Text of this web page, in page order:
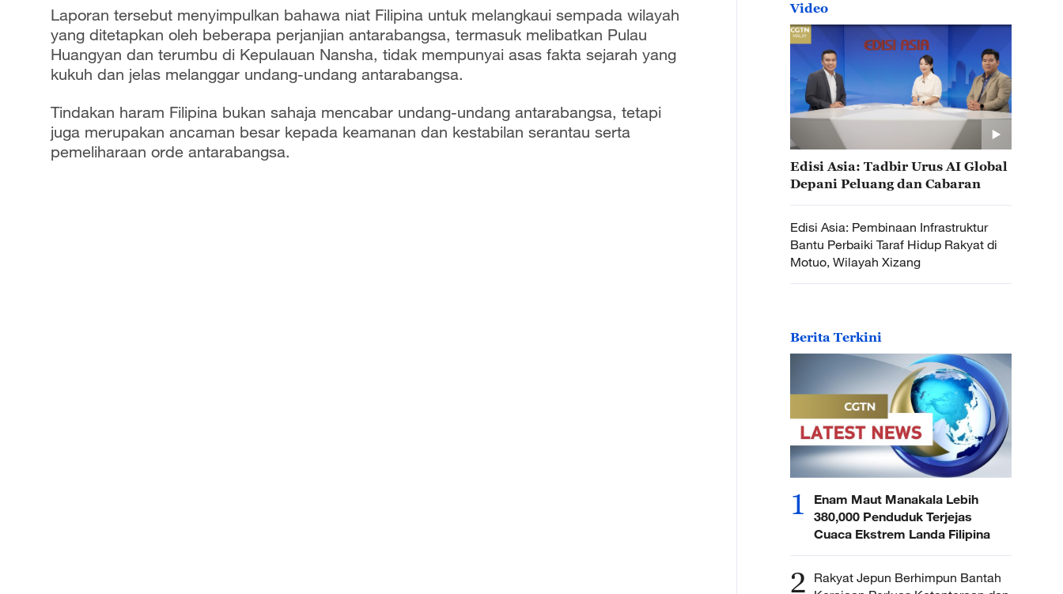
Laporan tersebut menyimpulkan bahawa niat Filipina untuk melangkaui sempada wilayah
yang ditetapkan oleh beberapa perjanjian antarabangsa, termasuk melibatkan Pulau
Huangyan dan terumbu di Kepulauan Nansha, tidak mempunyai asas fakta sejarah yang
kukuh dan jelas melanggar undang-undang antarabangsa.
Tindakan haram Filipina bukan sahaja mencabar undang-undang antarabangsa, tetapi
juga merupakan ancaman besar kepada keamanan dan kestabilan serantau serta
pemeliharaan orde antarabangsa.
Video
Edisi Asia: Tadbir Urus AI Global
Depani Peluang dan Cabaran
Edisi Asia: Pembinaan Infrastruktur
Bantu Perbaiki Taraf Hidup Rakyat di
Motuo, Wilayah Xizang
Berita Terkini
1
Enam Maut Manakala Lebih
380,000 Penduduk Terjejas
Cuaca Ekstrem Landa Filipina
2 Rakyat Jepun Berhimpun Bantah